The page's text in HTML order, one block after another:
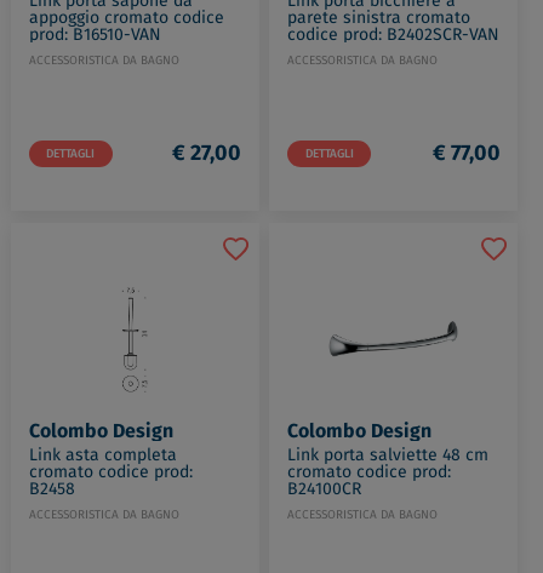
appoggio cromato codice
prod: B16510-VAN
ACCESSORISTICA DA BAGNO
DETTAGLI € 27,00
parete sinistra cromato
codice prod: B2402SCR-VAN
ACCESSORISTICA DA BAGNO
DETTAGLI € 77,00
Colombo Design
Link asta completa
cromato codice prod:
B2458
ACCESSORISTICA DA BAGNO
Colombo Design
Link porta salviette 48 cm
cromato codice prod:
B24100CR
ACCESSORISTICA DA BAGNO